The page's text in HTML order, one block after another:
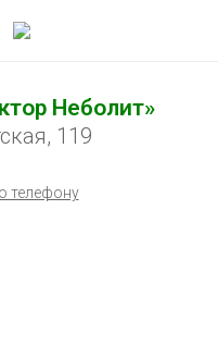
Неболит»
119
телефону